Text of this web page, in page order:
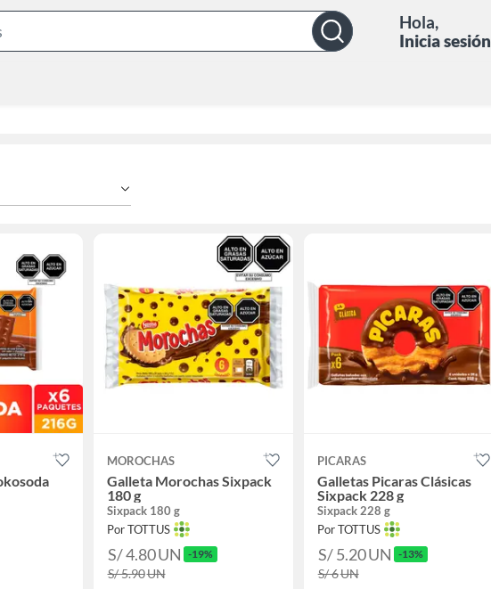
Bar
Hola,
Inicia sesión
MOROCHAS
Galleta Morochas Sixpack
180 g
Sixpack 180 g
Por TOTTUS
S/ 4.80UN -19%
S/ 5.90UN
PICARAS
Galletas Picaras Clásicas
Sixpack 228 g
Sixpack 228 g
Por TOTTUS
S/ 5.20UN -13%
S/ 6UN